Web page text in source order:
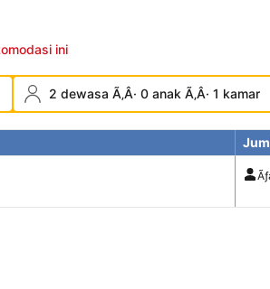
ini
2 dewasa Ã‚Â· 0 anak Ã‚Â· 1 kamar